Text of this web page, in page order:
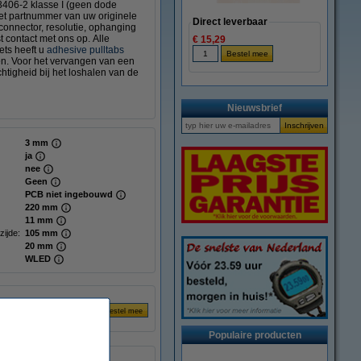
2 klasse I (geen dode
partnummer van uw originele
resolutie, ophanging
contact met ons op. Alle
heeft u adhesive pulltabs
Voor het vervangen van een
bij het loshalen van de
3 mm
ja
nee
Geen
PCB niet ingebouwd
220 mm
11 mm
105 mm
20 mm
WLED
Direct leverbaar
€ 15,29
Nieuwsbrief
Populaire producten